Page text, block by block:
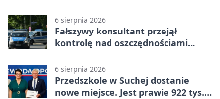
6 sierpnia 2026
Fałszywy konsultant przejął
kontrolę nad oszczędnościami
6 sierpnia 2026
Przedszkole w Suchej dostanie
nowe miejsce. Jest prawie 922 tys.